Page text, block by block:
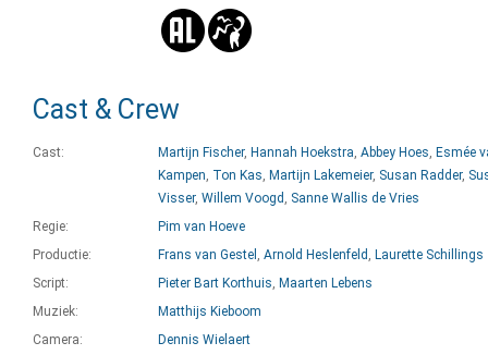
Cast & Crew
Cast: Martijn Fischer, Hannah Hoekstra, Abbey Hoes, Esmée
Kampen, Ton Kas, Martijn Lakemeier, Susan Radder,
Visser, Willem Voogd , Sanne Wallis de Vries
Regie:
Pim van Hoeve
Productie:
Frans van Gestel , Arnold Heslenfeld , Laurette Schillings
Script:
Pieter Bart Korthuis, Maarten Lebens
Muziek:
Matthijs Kieboom
Camera:
Dennis Wielaert